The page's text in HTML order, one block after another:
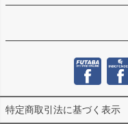
特定商取引法に基づく表示